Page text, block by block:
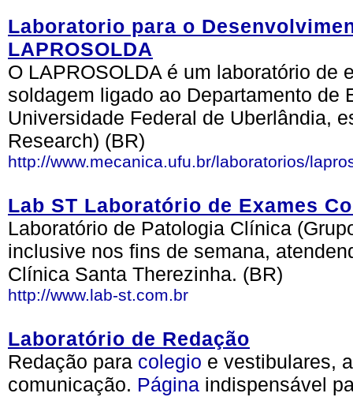
Laboratorio para o
LAPROSOLDA
O LAPROSOLDA é um laboratório de
soldagem ligado ao Departamento de
Universidade Federal de Uberlândia,
Research) (BR)
http://www.mecanica.ufu.br/laboratorios/
Lab ST Laboratório de Exames
Laboratório de Patologia Clínica
inclusive nos fins de semana,
Clínica Santa Therezinha. (BR)
http://www.lab-st.com.br
Laboratório de Redação
Redação para colegio e vestibulares,
comunicação. Página indispensável